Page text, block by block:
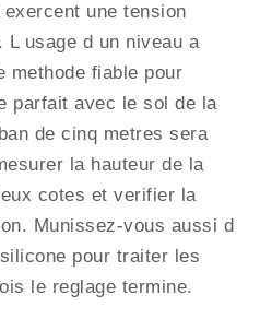
une tension
usage d un niveau a
methode fiable pour
parfait avec le sol de la
de cinq metres sera
la hauteur de la
cotes et verifier la
Munissez-vous aussi d
pour traiter les
le reglage termine.